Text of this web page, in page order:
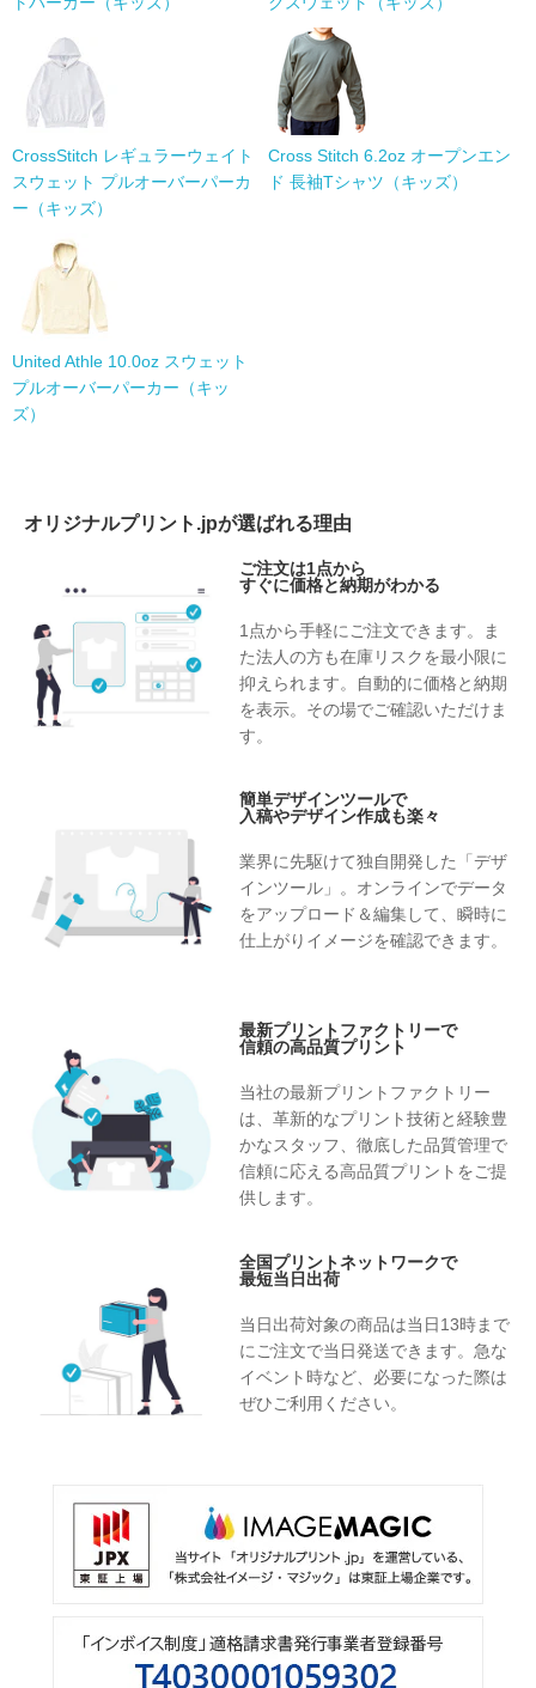
CrossStitch レギュラーウェイト
スウェット プルオーバーパーカ
ー（キッズ）
Cross Stitch 6.2oz オープンエン
ド 長袖Tシャツ（キッズ）
United Athle 10.0oz スウェット
プルオーバーパーカー（キッ
ズ）
オリジナルプリント.jpが選ばれる理由
ご注文は1点から
すぐに価格と納期がわかる
1点から手軽にご注文できます。ま
た法人の方も在庫リスクを最小限に
抑えられます。自動的に価格と納期
を表示。その場でご確認いただけま
す。
簡単デザインツールで
入稿やデザイン作成も楽々
業界に先駆けて独自開発した「デザ
インツール」。オンラインでデータ
をアップロード＆編集して、瞬時に
仕上がりイメージを確認できます。
最新プリントファクトリーで
信頼の高品質プリント
当社の最新プリントファクトリー
は、革新的なプリント技術と経験豊
かなスタッフ、徹底した品質管理で
信頼に応える高品質プリントをご提
供します。
全国プリントネットワークで
最短当日出荷
当日出荷対象の商品は当日13時まで
にご注文で当日発送できます。急な
イベント時など、必要になった際は
ぜひご利用ください。